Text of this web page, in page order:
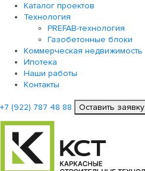
Каталог проектов
Технология
PREFAB-технология
Газобетонные блоки
Коммерческая недвижимость
Ипотека
Наши работы
Контакты
+7 (922) 787 48 88 Оставить заявку